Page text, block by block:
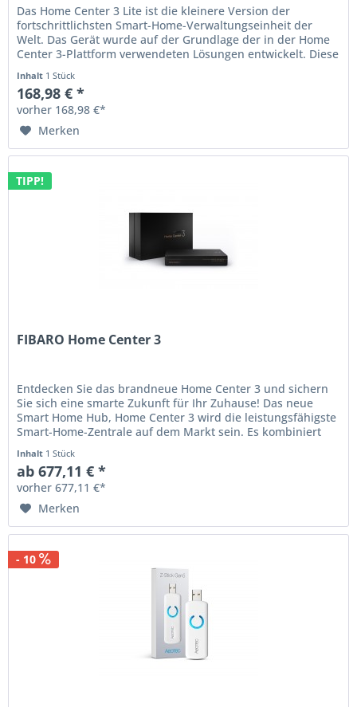
Das Home Center 3 Lite ist die kleinere Version der
fortschrittlichsten Smart-Home-Verwaltungseinheit der
Welt. Das Gerät wurde auf der Grundlage der in der Home
Center 3-Plattform verwendeten Lösungen entwickelt. Diese
Inhalt 1 Stück
168,98 € *
vorher 168,98 €*
Merken
TIPP!
FIBARO Home Center 3
Entdecken Sie das brandneue Home Center 3 und sichern
Sie sich eine smarte Zukunft für Ihr Zuhause! Das neue
Smart Home Hub, Home Center 3 wird die leistungsfähigste
Smart-Home-Zentrale auf dem Markt sein. Es kombiniert
Inhalt 1 Stück
ab 677,11 € *
vorher 677,11 €*
Merken
- 10